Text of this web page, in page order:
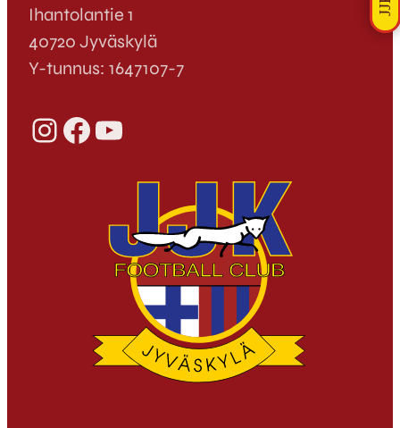
Ihantolantie 1
40720 Jyväskylä
Y-tunnus: 1647107-7
InstagramFacebook YouTube